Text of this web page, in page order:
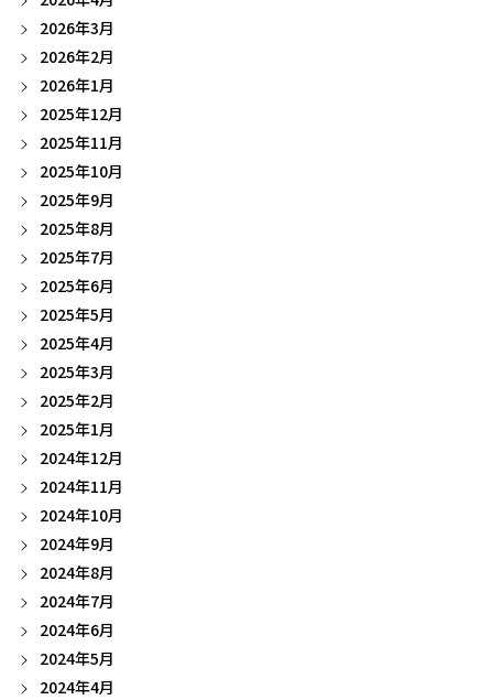
2026年3月
2026年2月
2026年1月
2025年12月
2025年11月
2025年10月
2025年9月
2025年8月
2025年7月
2025年6月
2025年5月
2025年4月
2025年3月
2025年2月
2025年1月
2024年12月
2024年11月
2024年10月
2024年9月
2024年8月
2024年7月
2024年6月
2024年5月
2024年4月